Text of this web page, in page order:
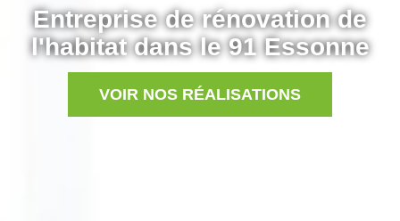
Entreprise de rénovation de
l'habitat dans le 91 Essonne
VOIR NOS RÉALISATIONS